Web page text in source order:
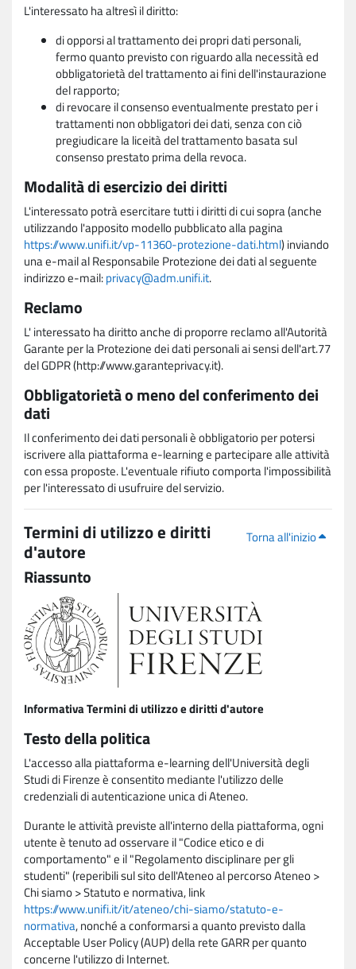
L'interessato ha altresì il diritto:
di opporsi al trattamento dei propri dati personali,
fermo quanto previsto con riguardo alla necessità ed
obbligatorietà del trattamento ai fini dell'instaurazione
del rapporto;
di revocare il consenso eventualmente prestato per i
trattamenti non obbligatori dei dati, senza con ciò
pregiudicare la liceità del trattamento basata sul
consenso prestato prima della revoca.
Modalità di esercizio dei diritti
L'interessato potrà esercitare tutti i diritti di cui sopra (anche
utilizzando l'apposito modello pubblicato alla pagina
https://www.unifi.it/vp-11360-protezione-dati.html) inviando
una e-mail al Responsabile Protezione dei dati al seguente
indirizzo e-mail:privacy@adm.unifi.it.
Reclamo
L' interessato ha diritto anche di proporre reclamo all'Autorità
Garante per la Protezione dei dati personali ai sensi dell'art.77
del GDPR (http://www.garanteprivacy.it).
Obbligatorietà o meno del conferimento dei
dati
Il conferimento dei dati personali è obbligatorio per potersi
iscrivere alla piattaforma e-learning e partecipare alle attività
con essa proposte. L'eventuale rifiuto comporta l'impossibilità
per l'interessato di usufruire del servizio.
Torna all'inizio
Termini di utilizzo e diritti
d'autore
Riassunto
Informativa Termini di utilizzo e diritti d'autore
Testo della politica
L'accesso alla piattaforma e-learning dell'Università degli
Studi di Firenze è consentito mediante l'utilizzo delle
credenziali di autenticazione unica di Ateneo.
Durante le attività previste all'interno della piattaforma, ogni
utente è tenuto ad osservare il "Codice etico e di
comportamento" e il "Regolamento disciplinare per gli
studenti" (reperibili sul sito dell'Ateneo al percorso Ateneo >
Chi siamo > Statuto e normativa, link
https://www.unifi.it/it/ateneo/chi-siamo/statuto-e-
normativa, nonché a conformarsi a quanto previsto dalla
Acceptable User Policy (AUP) della rete GARR per quanto
concerne l'utilizzo di Internet.